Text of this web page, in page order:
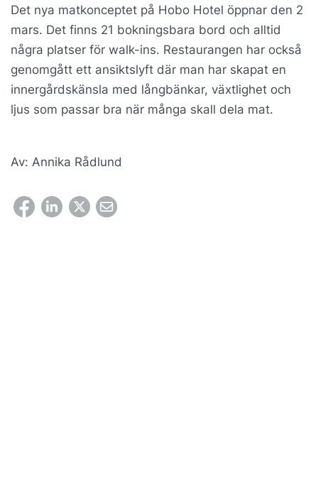
Det nya matkonceptet på Hobo Hotel öppnar den 2
mars. Det finns 21 bokningsbara bord och alltid
några platser för walk-ins. Restaurangen har också
genomgått ett ansiktslyft där man har skapat en
innergårdskänsla med långbänkar, växtlighet och
ljus som passar bra när många skall dela mat.
Av: Annika Rådlund